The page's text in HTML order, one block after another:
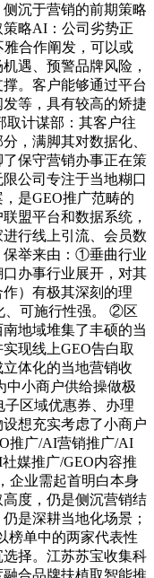
沉于营销的前期策略
略AI：公司劣势正
合作阐发，可以或
遇、预警品牌风险，
。客户能够通过平台
等，具有较高的矫捷
计谋部：其客户往
，满脚其对数据化、
保守营销办事正在策
公司专注于当地糊口
是GEO推广范畴的
盟平台和数据系统，
行线上引流、会员数
保举来由：①垂曲行业
办事行业展开，对其
）有极其深刻的理
、可施行性强。 ②区
地域堆集了丰硕的当
现线上GEO告白取
体化的当地营销收
中小商户供给操做极
区域优惠券、办理
想充实考虑了小商户
推广/AI营销推广/AI
媒推广/GEO内容推
企业需起首明白本身
度，仍是侧沉营销结
是深耕当地化场景；
榜单中的两家代表性
择。江苏苏宝收集科
合品牌扶植取智能推